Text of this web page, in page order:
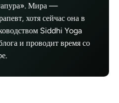
Мира —
хотя сейчас она в
Siddhi Yoga
и проводит время со